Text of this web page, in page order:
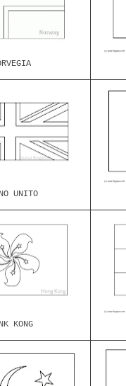
UNITO
KONG